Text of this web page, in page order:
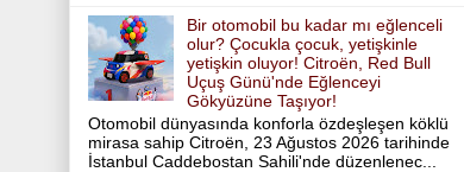
Bir otomobil bu kadar mı eğlenceli
olur? Çocukla çocuk, yetişkinle
yetişkin oluyor! Citroën, Red Bull
Uçuş Günü'nde Eğlenceyi
Gökyüzüne Taşıyor!
Otomobil dünyasında konforla özdeşleşen köklü
mirasa sahip Citroën, 23 Ağustos 2026 tarihinde
İstanbul Caddebostan Sahili'nde düzenlenec...